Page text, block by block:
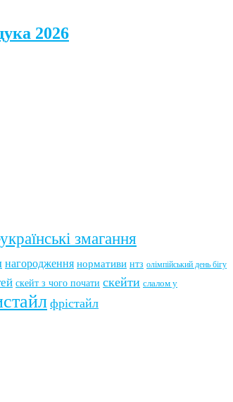
2026
змагання
нагородження нормативи нтз олімпійський день бігу
скейт з чого почати скейти слалом у
фрістайл